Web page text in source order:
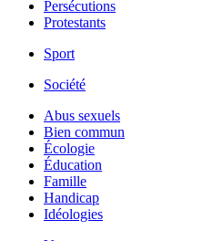
Persécutions
Protestants
Sport
Société
Abus sexuels
Bien commun
Écologie
Éducation
Famille
Handicap
Idéologies